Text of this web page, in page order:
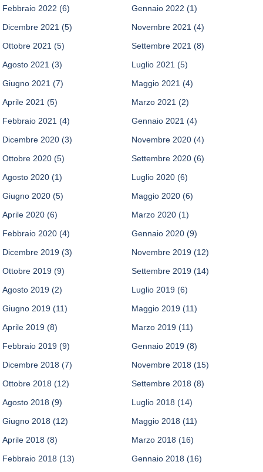
Febbraio 2022 (6) Gennaio 2022 (1)
Dicembre 2021 (5) Novembre 2021 (4)
Ottobre 2021 (5) Settembre 2021 (8)
Agosto 2021 (3) Luglio 2021 (5)
Giugno 2021 (7) Maggio 2021 (4)
Aprile 2021 (5) Marzo 2021 (2)
Febbraio 2021 (4) Gennaio 2021 (4)
Dicembre 2020 (3) Novembre 2020 (4)
Ottobre 2020 (5) Settembre 2020 (6)
Agosto 2020 (1) Luglio 2020 (6)
Giugno 2020 (5) Maggio 2020 (6)
Aprile 2020 (6) Marzo 2020 (1)
Febbraio 2020 (4) Gennaio 2020 (9)
Dicembre 2019 (3) Novembre 2019 (12)
Ottobre 2019 (9) Settembre 2019 (14)
Agosto 2019 (2) Luglio 2019 (6)
Giugno 2019 (11) Maggio 2019 (11)
Aprile 2019 (8) Marzo 2019 (11)
Febbraio 2019 (9) Gennaio 2019 (8)
Dicembre 2018 (7) Novembre 2018 (15)
Ottobre 2018 (12) Settembre 2018 (8)
Agosto 2018 (9) Luglio 2018 (14)
Giugno 2018 (12) Maggio 2018 (11)
Aprile 2018 (8) Marzo 2018 (16)
Febbraio 2018 (13) Gennaio 2018 (16)